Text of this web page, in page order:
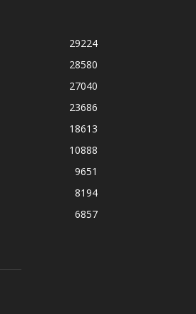
29224
28580
27040
23686
18613
10888
9651
8194
6857